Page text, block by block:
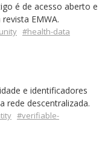
é de acesso aberto e
EMWA.
#health-data
e identificadores
rede descentralizada.
#verifiable-